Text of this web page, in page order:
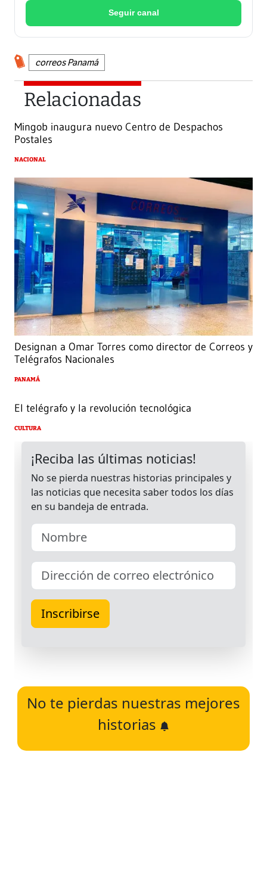
Seguir canal
correos Panamá
Relacionadas
Mingob inaugura nuevo Centro de Despachos
Postales
NACIONAL
Designan a Omar Torres como director de Correos y
Telégrafos Nacionales
PANAMÁ
El telégrafo y la revolución tecnológica
CULTURA
No te pierdas nuestras mejores
historias